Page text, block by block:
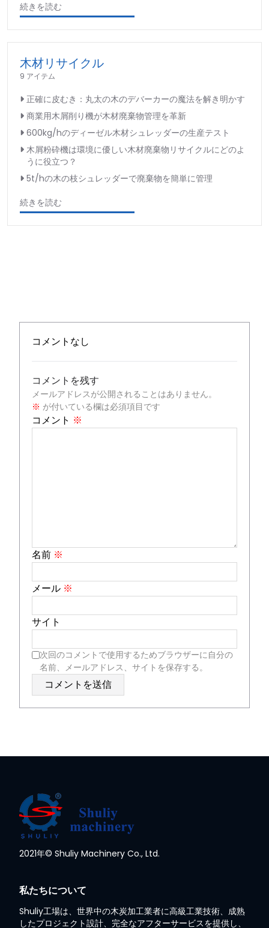
続きを読む
木材リサイクル
9 アイテム
正確に皮むき：丸太の木のデバーカーの魔法を解き明かす
商業用木屑削り機が木材廃棄物管理を革新
600kg/hのディーゼル木材シュレッダーの生産テスト
木屑粉砕機は環境に優しい木材廃棄物リサイクルにどのよ
うに役立つ？
5t/hの木の枝シュレッダーで廃棄物を簡単に管理
続きを読む
コメントなし
コメントを残す
メールアドレスが公開されることはありません。
※ が付いている欄は必須項目です
コメント ※
名前 ※
メール ※
サイト
次回のコメントで使用するためブラウザーに自分の
名前、メールアドレス、サイトを保存する。
2021年© Shuliy Machinery Co., Ltd.
私たちについて
Shuliy工場は、世界中の木炭加工業者に高級工業技術、成熟
したプロジェクト設計、完全なアフターサービスを提供し、